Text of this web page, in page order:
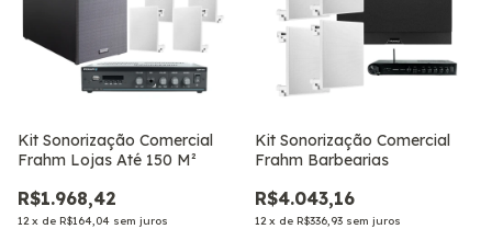
Kit Sonorização Comercial
Frahm Lojas Até 150 M²
R$1.968,42
12 x de R$164,04 sem juros
Kit Sonorização Comercial
Frahm Barbearias
R$4.043,16
12 x de R$336,93 sem juros